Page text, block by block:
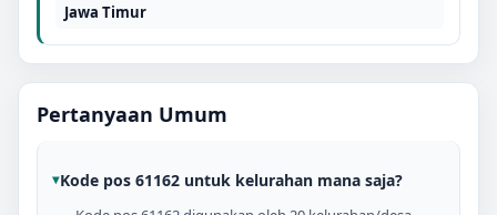
Jawa Timur
Pertanyaan Umum
Kode pos 61162 untuk kelurahan mana saja?